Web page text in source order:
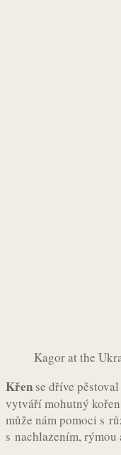
Kagor at the
Křen se dříve
vytváří mohutný
může nám pomoci s
s nachlazením, rýmou